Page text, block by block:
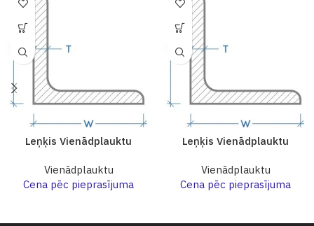
Leņķis Vienādplauktu
Vienādplauktu
Cena pēc pieprasījuma
Leņķis Vienādplauktu
Vienādplauktu
Cena pēc pieprasījuma